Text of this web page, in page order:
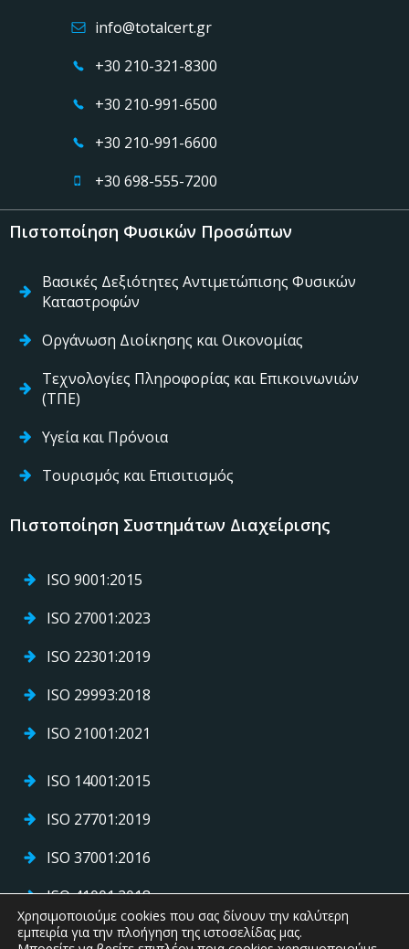
info@totalcert.gr
+30 210-321-8300
+30 210-991-6500
+30 210-991-6600
+30 698-555-7200
Πιστοποίηση Φυσικών Προσώπων
Βασικές Δεξιότητες Αντιμετώπισης Φυσικών
Καταστροφών
Οργάνωση Διοίκησης και Οικονομίας
Τεχνολογίες Πληροφορίας και Επικοινωνιών
(ΤΠΕ)
Υγεία και Πρόνοια
Τουρισμός και Επισιτισμός
Πιστοποίηση Συστημάτων Διαχείρισης
ISO 9001:2015
ISO 27001:2023
ISO 22301:2019
ISO 29993:2018
ISO 21001:2021
ISO 14001:2015
ISO 27701:2019
ISO 37001:2016
ISO 41001:2018
ISO 45001:2018
Χρησιμοποιούμε cookies που σας δίνουν την καλύτερη
εμπειρία για την πλοήγηση της ιστοσελίδας μας.